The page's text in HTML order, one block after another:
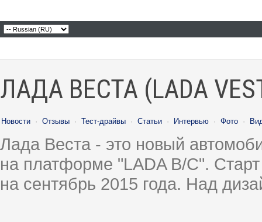
ЛАДА ВЕСТА (LADA
Новости · Отзывы · Тест-драйвы · Статьи · Интервью · Фото ·
Лада Веста - это новый
на платформе "LADA B/C".
на сентябрь 2015 года. Над